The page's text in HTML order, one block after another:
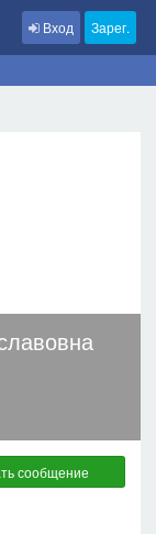
Вход Зарег.
сообщение